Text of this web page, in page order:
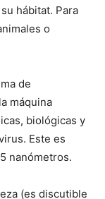
hábitat. Para
o
de
máquina
biológicas y
Este es
nanómetros.
(es discutible